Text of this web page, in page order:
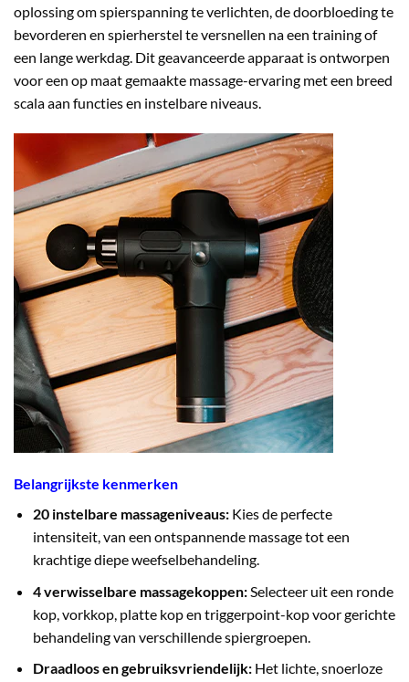
oplossing om spierspanning te verlichten, de doorbloeding te
bevorderen en spierherstel te versnellen na een training of
een lange werkdag. Dit geavanceerde apparaat is ontworpen
voor een op maat gemaakte massage-ervaring met een breed
scala aan functies en instelbare niveaus.
Belangrijkste kenmerken
20 instelbare massageniveaus:Kies de perfecte
intensiteit, van een ontspannende massage tot een
krachtige diepe weefselbehandeling.
4 verwisselbare massagekoppen:Selecteer uit een ronde
kop, vorkkop, platte kop en triggerpoint-kop voor gerichte
behandeling van verschillende spiergroepen.
Draadloos en gebruiksvriendelijk:Het lichte, snoerloze